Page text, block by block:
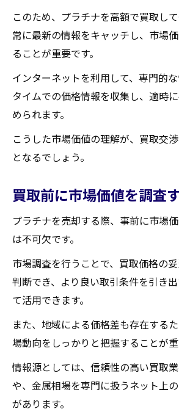
交渉術
交渉の前に知っておくべき
買取業者との信頼関係を築
交渉における効果的なコミ
高額買取を引き出すための
交渉成功のための心構え
競合比較を使った交渉テク
村田町で安心してプラチナを高
安心して売却するための事
安全な買取取引を実現する
買取契約書確認の重要ポイン
信頼できる買取業者の選定
高額買取のためのリスク回
口コミと評判を参考にした
プラチナ買取村田町で成功す
の見極め方
市場価値の理解が買取成功
プラチナの価値を左右する
村田町の市場動向を分析す
このため、プラチナを高額で買取して
常に最新の情報をキャッチし、市場
ることが重要です。
インターネットを利用して、専門的
タイムでの価格情報を収集し、適時
められます。
こうした市場価値の理解が、買取交
となるでしょう。
買取前に市場価値を調査
プラチナを売却する際、事前に市場
は不可欠です。
市場調査を行うことで、買取価格の
判断でき、より良い取引条件を引き
て活用できます。
また、地域による価格差も存在する
場動向をしっかりと把握することが重
情報源としては、信頼性の高い買取
や、金属相場を専門に扱うネット上
があります。